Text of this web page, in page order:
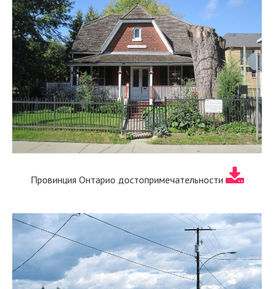
Провинция Онтарио достопримечательности